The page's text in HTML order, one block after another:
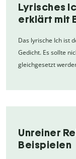
Lyrisches
erklärt mit
Das lyrische Ich ist
Gedicht. Es sollte
gleichgesetzt
Unreiner
Beispielen